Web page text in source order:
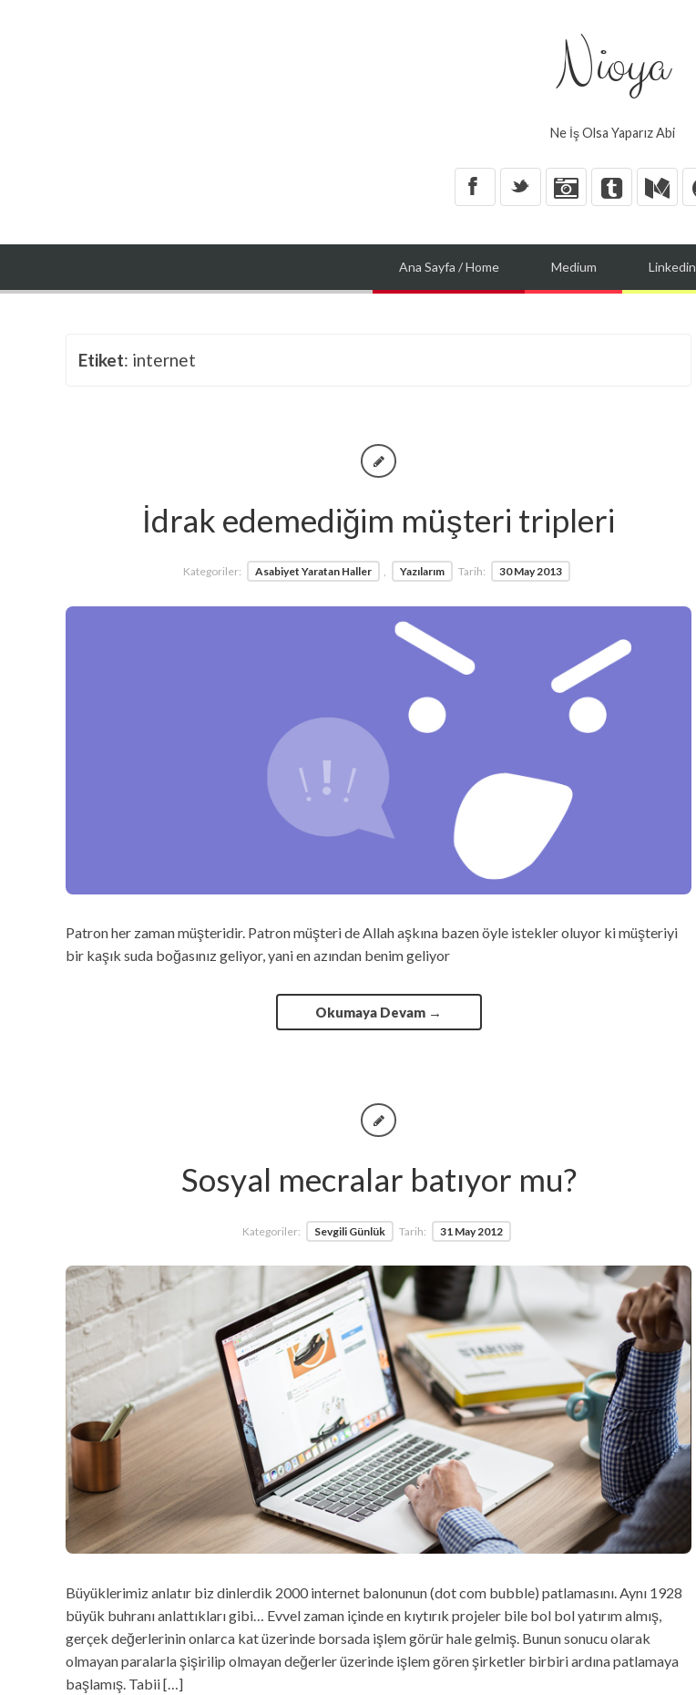
Nioya
Ne İş Olsa Yaparız Abi
X _
Ana Sayfa / Home Medium Linkedin
Etiket: internet
İdrak edemediğim müşteri tripleri
Kategoriler: Asabiyet Yaratan Haller , Yazılarım Tarih: 30 May 2013
Patron her zaman müşteridir. Patron müşteri de Allah aşkına bazen öyle istekler oluyor ki müşteriyi
bir kaşık suda boğasınız geliyor, yani en azından benim geliyor
Okumaya Devam →
Sosyal mecralar batıyor mu?
Kategoriler: Sevgili Günlük Tarih: 31 May 2012
Büyüklerimiz anlatır biz dinlerdik 2000 internet balonunun (dot com bubble) patlamasını. Aynı 1928
büyük buhranı anlattıkları gibi… Evvel zaman içinde en kıytırık projeler bile bol bol yatırım almış,
gerçek değerlerinin onlarca kat üzerinde borsada işlem görür hale gelmiş. Bunun sonucu olarak
olmayan paralarla şişirilip olmayan değerler üzerinde işlem gören şirketler birbiri ardına patlamaya
başlamış. Tabii […]